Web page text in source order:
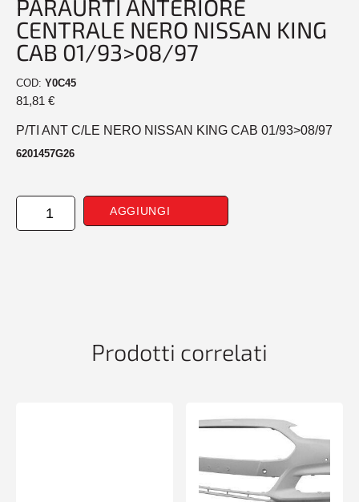
PARAURTI ANTERIORE
CENTRALE NERO NISSAN KING
CAB 01/93>08/97
COD: Y0C45
81,81 €
P/TI ANT C/LE NERO NISSAN KING CAB 01/93>08/97
6201457G26
PARAURTI
ANTERIORE
AGGIUNGI
Prodotti correlati